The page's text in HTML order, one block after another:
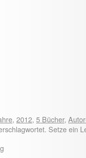
, 2012, 5 Bücher,
Setze ein